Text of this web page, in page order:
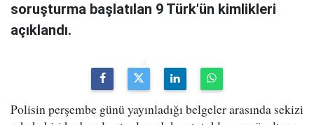
soruşturma başlatılan 9 Türk'ün kimlikleri
açıklandı.
Polisin perşembe günü yayınladığı belgeler arasında sekizi